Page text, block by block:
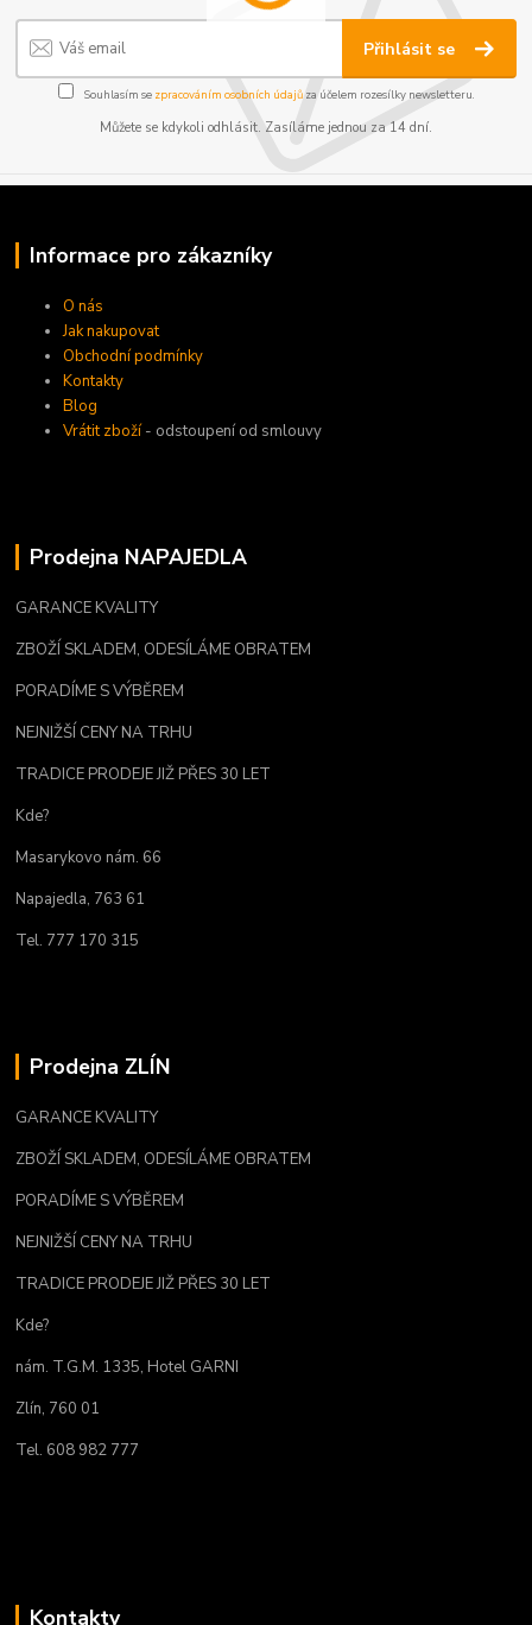
Přihlásit se
Souhlasím se zpracováním osobních údajůza účelem rozesílky newsletteru.
Můžete se kdykoli odhlásit. Zasíláme jednou za 14 dní.
Informace pro zákazníky
O nás
Jak nakupovat
Obchodní podmínky
Kontakty
Blog
Vrátit zboží- odstoupení od smlouvy
Prodejna NAPAJEDLA
GARANCE KVALITY
ZBOŽÍ SKLADEM, ODESÍLÁME OBRATEM
PORADÍME S VÝBĚREM
NEJNIŽŠÍ CENY NA TRHU
TRADICE PRODEJE JIŽ PŘES 30 LET
Kde?
Masarykovo nám. 66
Napajedla, 763 61
Tel. 777 170 315
Prodejna ZLÍN
GARANCE KVALITY
ZBOŽÍ SKLADEM, ODESÍLÁME OBRATEM
PORADÍME S VÝBĚREM
NEJNIŽŠÍ CENY NA TRHU
TRADICE PRODEJE JIŽ PŘES 30 LET
Kde?
nám. T.G.M. 1335, Hotel GARNI
Zlín, 760 01
Tel. 608 982 777
Kontakty